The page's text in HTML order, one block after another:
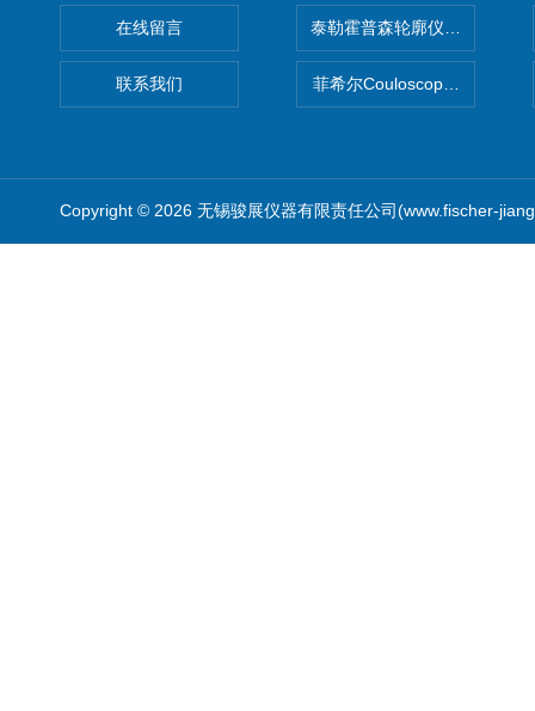
在线留言
联系我们
泰勒霍普森轮廓仪|TAYLOR
菲希尔Couloscope CMS2电
Copyright © 2026 无锡骏展仪器有限责任公司(www.fischer-